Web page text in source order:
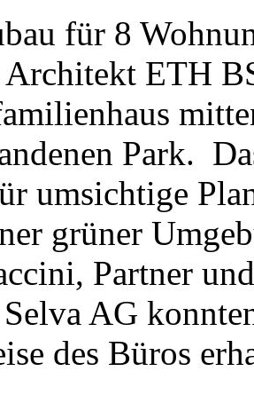
für 8
ETH
Park.
umsichtige
grüner
Partner
AG
des Büros